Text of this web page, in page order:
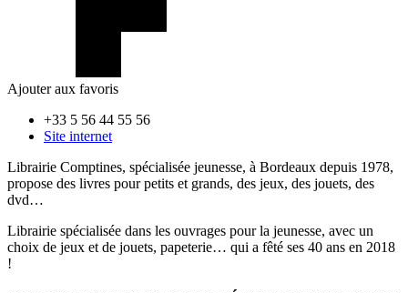
Ajouter aux favoris
+33 5 56 44 55 56
Site internet
Librairie Comptines, spécialisée jeunesse, à Bordeaux depuis 1978,
propose des livres pour petits et grands, des jeux, des jouets, des
dvd…
Librairie spécialisée dans les ouvrages pour la jeunesse, avec un
choix de jeux et de jouets, papeterie… qui a fêté ses 40 ans en 2018
!